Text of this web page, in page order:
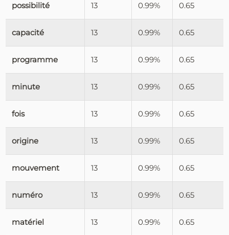
possibilité 13 0.99% 0.65
capacité 13 0.99% 0.65
programme 13 0.99% 0.65
minute 13 0.99% 0.65
fois 13 0.99% 0.65
origine 13 0.99% 0.65
mouvement 13 0.99% 0.65
numéro 13 0.99% 0.65
matériel 13 0.99% 0.65